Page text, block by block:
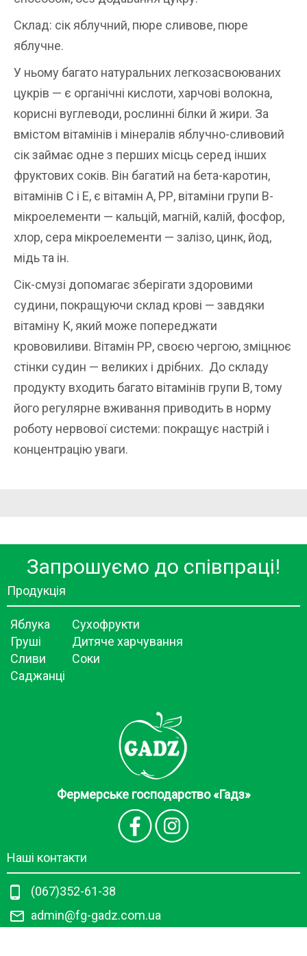
Склад: сік яблучний, пюре сливове, пюре
яблучне.
У ньому багато натуральних легкозасвоюваних
цукрів — є органічні кислоти, харчові волокна,
корисні вуглеводи, рослинні білки й жири. За
вмістом вітамінів і мінералів яблучно-сливовий
сік займає одне з перших місць серед інших
фруктових соків. Він багатий на бета-каротин,
вітамінів С і Е, є вітамін А, РР, вітаміни групи В-
мікроелементи — кальцій, магній, калій, фосфор,
хлор, сера мікроелементи — залізо, цинк, йод,
мідь та ін.
Сік-смузі допомагає зберігати здоровими
судини, покращуючи склад крові — завдяки
вітаміну К, який може попереджати
крововиливи. Вітамін РР, своєю чергою, зміцнює
стінки судин — великих і дрібних. До складу
продукту входить багато вітамінів групи В, тому
його регулярне вживання приводить в норму
роботу нервової системи: покращує настрій і
концентрацію уваги.
Запрошуємо до співпраці!
Продукція
Яблука
Груші
Сливи
Саджанці
Сухофрукти
Дитяче харчування
Соки
Фермерське господарство «Гадз»
Наші контакти
(067)352-61-38
admin@fg-gadz.com.ua